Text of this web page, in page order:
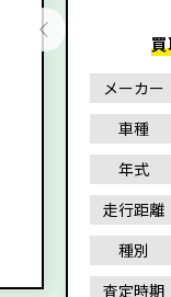
メーカー
車種
年式
走行距離
種別
査定時期